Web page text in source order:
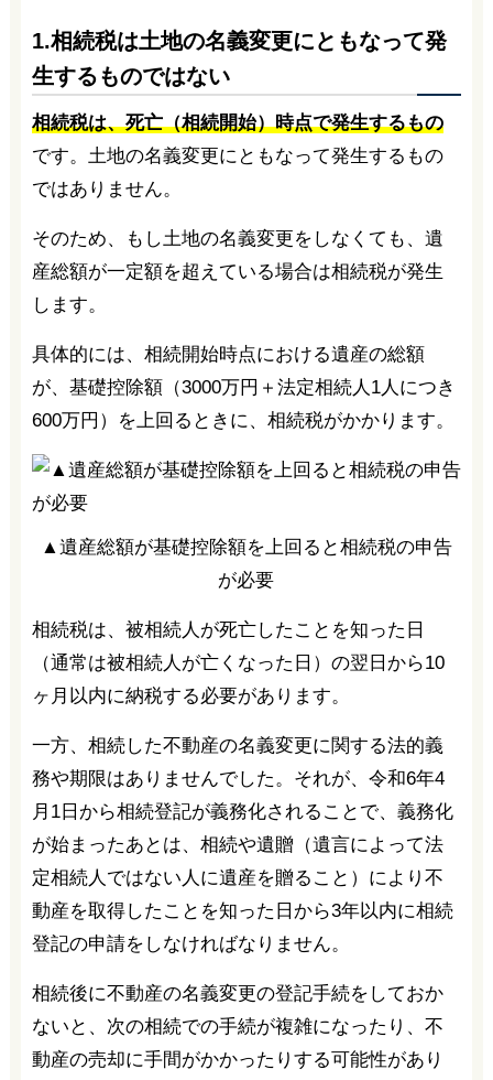
1.相続税は土地の名義変更にともなって発
生するものではない
相続税は、死亡（相続開始）時点で発生するもの
です。土地の名義変更にともなって発生するもの
ではありません。
そのため、もし土地の名義変更をしなくても、遺
産総額が一定額を超えている場合は相続税が発生
します。
具体的には、相続開始時点における遺産の総額
が、基礎控除額（3000万円＋法定相続人1人につき
600万円）を上回るときに、相続税がかかります。
▲遺産総額が基礎控除額を上回ると相続税の申告
が必要
相続税は、被相続人が死亡したことを知った日
（通常は被相続人が亡くなった日）の翌日から10
ヶ月以内に納税する必要があります。
一方、相続した不動産の名義変更に関する法的義
務や期限はありませんでした。それが、令和6年4
月1日から相続登記が義務化されることで、義務化
が始まったあとは、相続や遺贈（遺言によって法
定相続人ではない人に遺産を贈ること）により不
動産を取得したことを知った日から3年以内に相続
登記の申請をしなければなりません。
相続後に不動産の名義変更の登記手続をしておか
ないと、次の相続での手続が複雑になったり、不
動産の売却に手間がかかったりする可能性があり